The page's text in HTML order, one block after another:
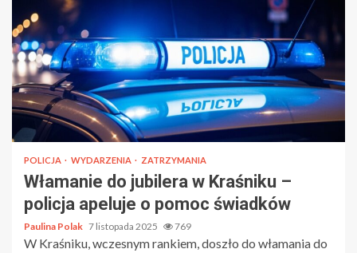
POLICJA WYDARZENIA ZATRZYMANIA
Włamanie do jubilera w Kraśniku –
policja apeluje o pomoc świadków
Paulina Polak 7 listopada 2025 769
W Kraśniku, wczesnym rankiem, doszło do włamania do